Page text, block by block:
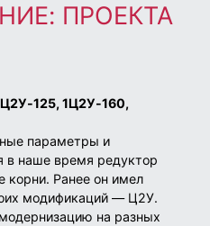
ПРОЕКТА
125, 1Ц2У-160,
параметры и
в наше время редуктор
корни. Ранее он имел
модификаций — Ц2У.
на разных